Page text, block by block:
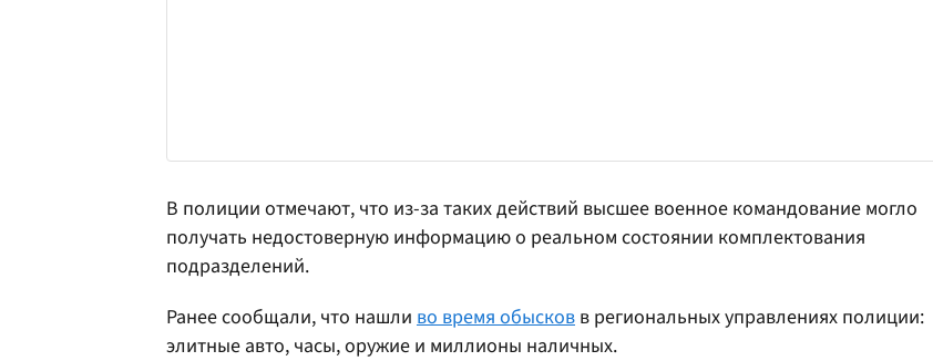
В полиции отмечают, что из-за таких действий высшее военное командование могло
получать недостоверную информацию о реальном состоянии комплектования
подразделений.
Ранее сообщали, что нашли во время обысков в региональных управлениях полиции:
элитные авто, часы, оружие и миллионы наличных.